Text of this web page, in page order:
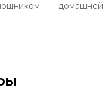
домашней